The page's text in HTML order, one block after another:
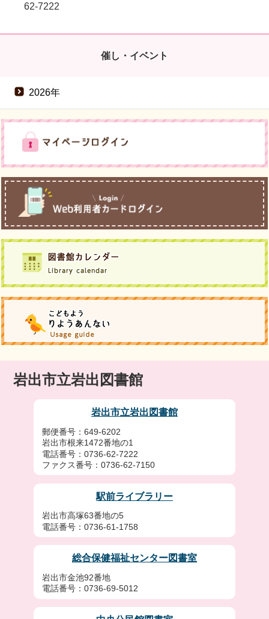
62-7222
催し・イベント
2026年
岩出市立岩出図書館
岩出市立岩出図書館
郵便番号：649-6202
岩出市根来1472番地の1
電話番号：0736-62-7222
ファクス番号：0736-62-7150
駅前ライブラリー
岩出市高塚63番地の5
電話番号：0736-61-1758
総合保健福祉センター図書室
岩出市金池92番地
電話番号：0736-69-5012